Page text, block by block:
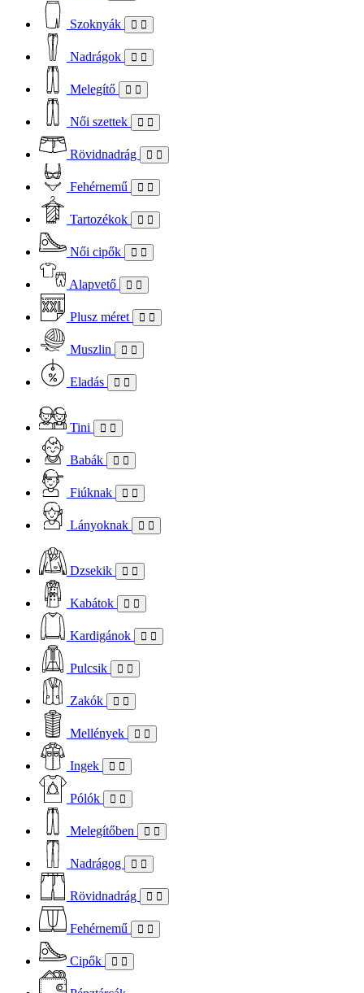
Szoknyák
Nadrágok
Melegítő
Női szettek
Rövidnadrág
Fehérnemű
Tartozékok
Női cipők
Alapvető
Plusz méret
Muszlin
Eladás
Tini
Babák
Fiúknak
Lányoknak
Dzsekik
Kabátok
Kardigánok
Pulcsik
Zakók
Mellények
Ingek
Pólók
Melegítőben
Nadrágog
Rövidnadrág
Fehérnemű
Cipők